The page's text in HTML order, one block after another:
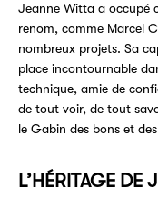
Jeanne Witta a occupé
renom, comme Marcel
nombreux projets. Sa
place incontournable
technique, amie de
de tout voir, de tout
le Gabin des bons et
L’HÉRITAGE DE